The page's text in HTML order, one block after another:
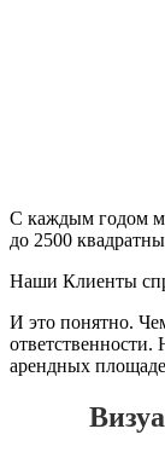
С каждым годом
до 2500
Наши Клиенты
И это понятно.
ответственности.
арендных